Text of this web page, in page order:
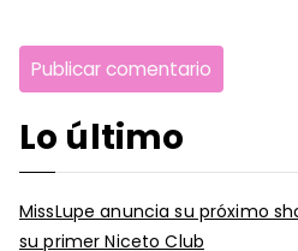
Lo último
MissLupe anuncia su próximo
su primer Niceto Club